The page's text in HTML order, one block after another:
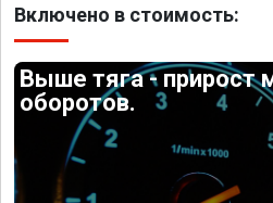
Включено в стоимость:
Выше тяга - прирост
оборотов.